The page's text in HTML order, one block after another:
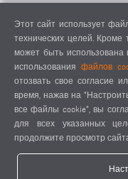
ОБЩИЕ УСЛОВИЯ СДЕЛОК
ОБЩИЕ УСЛОВИЯ
НАСТРОЙКИ COOKIES
КОДЕКС ПОВЕДЕНИЯ
Этот сайт использует
технических целей.
может быть использована
использования файлов
отозвать свое согласие
время, нажав на
все файлы cookie", вы
для всех указанных
продолжите просмотр